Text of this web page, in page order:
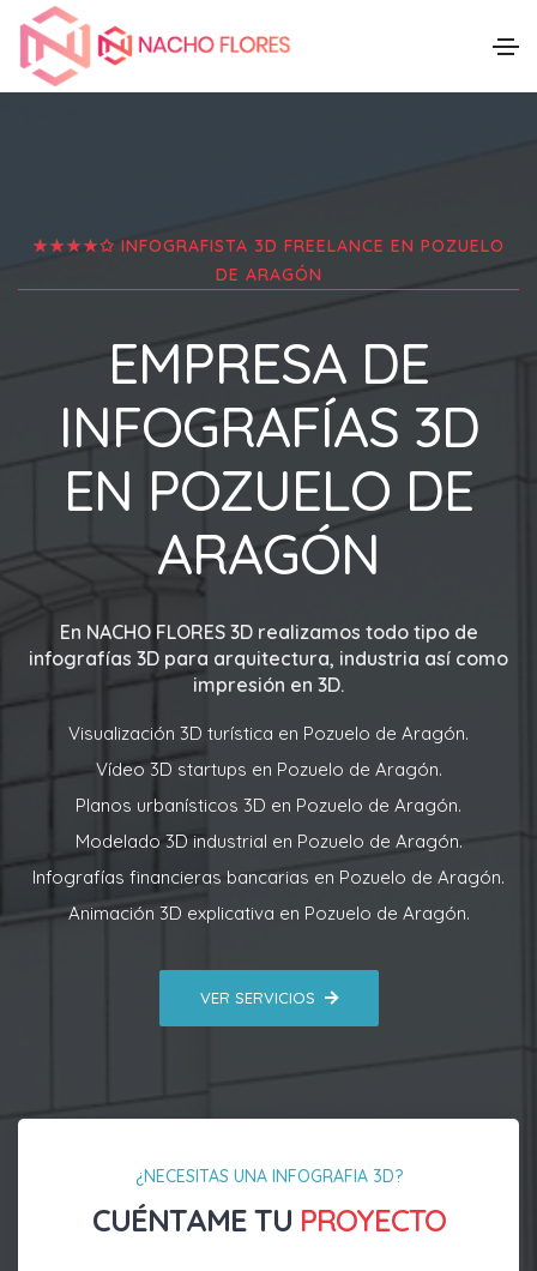
★★★★✩ INFOGRAFISTA 3D FREELANCE EN POZUELO
DE ARAGÓN
EMPRESA DE
INFOGRAFÍAS 3D
EN POZUELO DE
ARAGÓN
En NACHO FLORES 3Drealizamos todo tipo de
infografías 3D para arquitectura, industria así como
impresión en 3D.
Visualización 3D turística en Pozuelo de Aragón.
Vídeo 3D startups en Pozuelo de Aragón.
Planos urbanísticos 3D en Pozuelo de Aragón.
Modelado 3D industrial en Pozuelo de Aragón.
Infografías financieras bancarias en Pozuelo de Aragón.
Animación 3D explicativa en Pozuelo de Aragón.
VER SERVICIOS
¿NECESITAS UNA INFOGRAFIA 3D?
CUÉNTAME TU PROYECTO